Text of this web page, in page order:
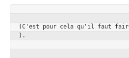
(C'est pour cela qu'il faut
).